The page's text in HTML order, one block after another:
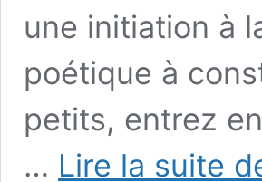
une initiation à
poétique à
petits, entrez
… Lire la suite